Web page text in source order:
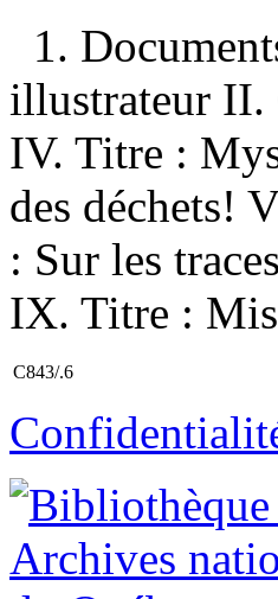
1.
illustrateur II.
IV. Titre :
des déchets!
: Sur les
IX. Titre :
C843/.6